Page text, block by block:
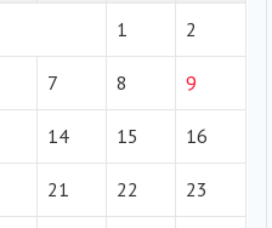
1 2
7 8 9
14 15 16
21 22 23